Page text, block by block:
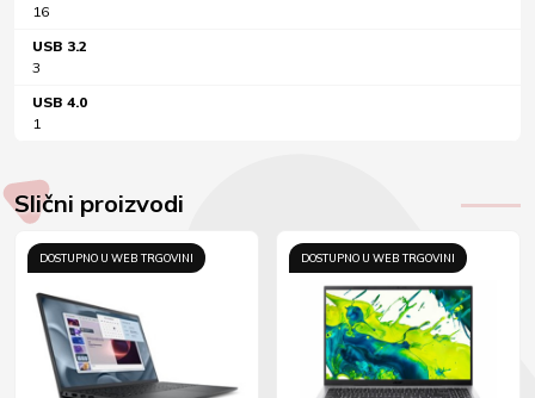
16
USB 3.2
3
USB 4.0
1
Slični proizvodi
DOSTUPNO U WEB TRGOVINI DOSTUPNO U WEB TRGOVINI